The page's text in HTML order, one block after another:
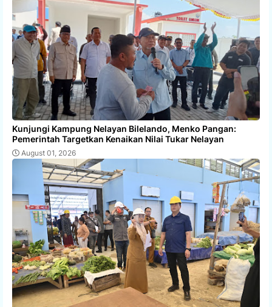
Kunjungi Kampung Nelayan Bilelando, Menko Pangan:
Pemerintah Targetkan Kenaikan Nilai Tukar Nelayan
August 01, 2026